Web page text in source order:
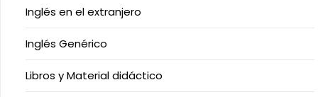
Inglés en el extranjero
Inglés Genérico
Libros y Material didáctico